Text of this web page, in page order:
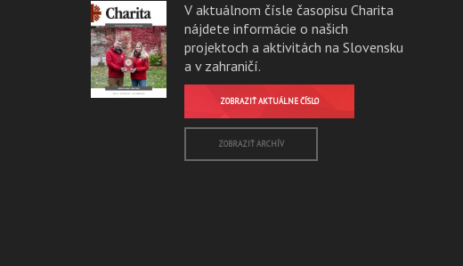
V aktuálnom čísle časopisu Charita
nájdete informácie o našich
projektoch a aktivitách na Slovensku
a v zahraničí.
ZOBRAZIŤ AKTUÁLNE ČÍSLO
ZOBRAZIŤ ARCHÍV